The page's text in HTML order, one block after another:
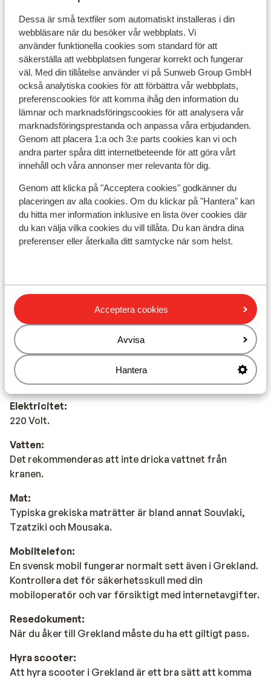
Dessa är små textfiler som automatiskt installeras i din
webbläsare när du besöker vår webbplats. Vi
använder funktionella cookies som standard för att
säkerställa att webbplatsen fungerar korrekt och fungerar
väl. Med din tillåtelse använder vi på Sunweb Group GmbH
också analytiska cookies för att förbättra vår webbplats,
preferenscookies för att komma ihåg den information du
lämnar och marknadsföringscookies för att analysera vår
marknadsföringsprestanda och anpassa våra erbjudanden.
Genom att placera 1:a och 3:e parts cookies kan vi och
andra parter spåra ditt internetbeteende för att göra vårt
innehåll och våra annonser mer relevanta för dig.
Genom att klicka på "Acceptera cookies" godkänner du
placeringen av alla cookies. Om du klickar på "Hantera" kan
du hitta mer information inklusive en lista över cookies där
du kan välja vilka cookies du vill tillåta. Du kan ändra dina
preferenser eller återkalla ditt samtycke när som helst.
Acceptera cookies
Avvisa
Hantera
Renoverade lägenheter
Frukost ingår
Grekisk gästfrihet
Sön 11 Okt. - Sön 18 Okt.
Frukost 2 person
pris per person från
4 101:-
Visa
Praktisk information
Huvudstad:
Huvudstad är Aten.
Tidsskillnad:
Grekland är 1 timme före Sverige.
Valuta:
Den officiella valutan är euro.
Dricks:
Det är normalt att ge 10 % av totalbeloppet i dricks på
barer och restauranger i Grekland.
Elektricitet:
220 Volt.
Vatten:
Det rekommenderas att inte dricka vattnet från
kranen.
Mat:
Typiska grekiska maträtter är bland annat Souvlaki,
Tzatziki och Mousaka.
Mobiltelefon:
En svensk mobil fungerar normalt sett även i Grekland.
Kontrollera det för säkerhetsskull med din
mobiloperatör och var försiktigt med internetavgifter.
Resedokument:
När du åker till Grekland måste du ha ett giltigt pass.
Hyra scooter:
Att hyra scooter i Grekland är ett bra sätt att komma